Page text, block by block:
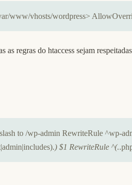
www/vhosts/wordpress>
regras do htaccess sejam
to /wp-admin RewriteRule
) $1 RewriteRule ^(.